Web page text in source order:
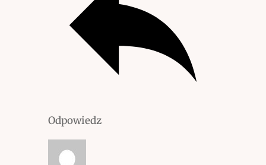
Odpowiedz